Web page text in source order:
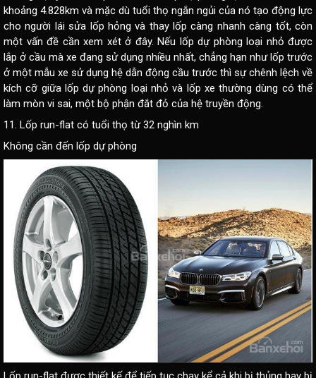
khoảng 4.828km và mặc dù tuổi thọ ngắn ngủi của nó tạo động lực
cho người lái sửa lốp hỏng và thay lốp càng nhanh càng tốt, còn
một vấn đề cần xem xét ở đây. Nếu lốp dự phòng loại nhỏ được
lắp ở cầu mà xe đang sử dụng nhiều nhất, chẳng hạn như lốp trước
ở một mẫu xe sử dụng hệ dẫn động cầu trước thì sự chênh lệch về
kích cỡ giữa lốp dự phòng loại nhỏ và lốp xe thường dùng có thể
làm mòn vi sai, một bộ phận đắt đỏ của hệ truyền động.
11. Lốp run-flat có tuổi thọ từ 32 nghìn km
Không cần đến lốp dự phòng